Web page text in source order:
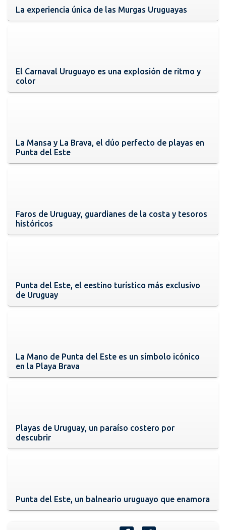
La experiencia única de las Murgas Uruguayas
El Carnaval Uruguayo es una explosión de ritmo y
color
La Mansa y La Brava, el dúo perfecto de playas en
Punta del Este
Faros de Uruguay, guardianes de la costa y tesoros
históricos
Punta del Este, el eestino turístico más exclusivo
de Uruguay
La Mano de Punta del Este es un símbolo icónico
en la Playa Brava
Playas de Uruguay, un paraíso costero por
descubrir
Punta del Este, un balneario uruguayo que enamora